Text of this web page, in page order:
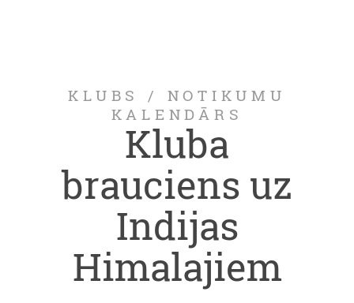
KLUBS / NOTIKUMU
KALENDĀRS
Kluba
brauciens uz
Indijas
Himalajiem